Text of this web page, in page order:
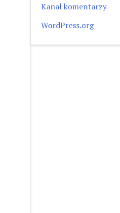
Kanał komentarzy
WordPress.org